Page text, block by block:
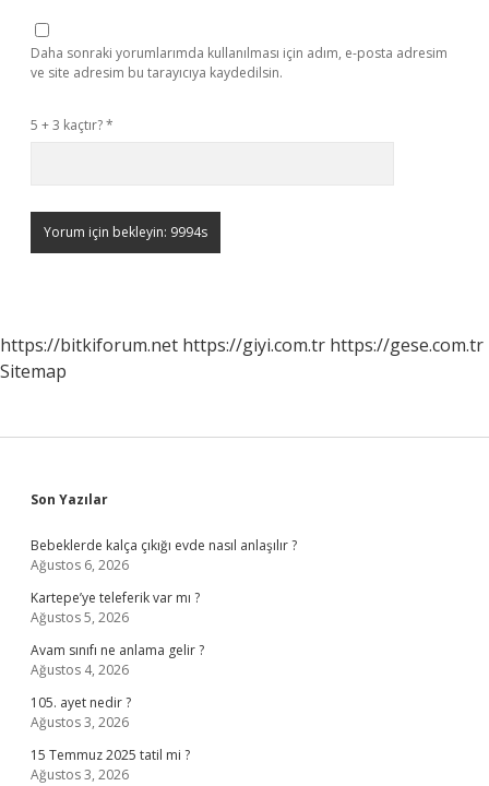
Daha sonraki yorumlarımda kullanılması için adım, e-posta adresim
ve site adresim bu tarayıcıya kaydedilsin.
5 + 3 kaçtır?*
https://bitkiforum.net https://giyi.com.tr https://gese.com.tr
Sitemap
Sidebar
Son Yazılar
Bebeklerde kalça çıkığı evde nasıl anlaşılır ?
Ağustos 6, 2026
Kartepe’ye teleferik var mı ?
Ağustos 5, 2026
Avam sınıfı ne anlama gelir ?
Ağustos 4, 2026
105. ayet nedir ?
Ağustos 3, 2026
15 Temmuz 2025 tatil mi ?
Ağustos 3, 2026